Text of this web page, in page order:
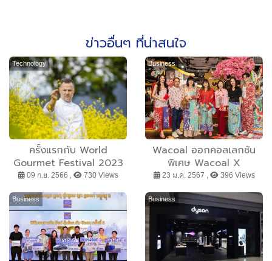
ข่าวอื่นๆ ที่น่าสนใจ
Technology
ครั้งแรกกับ World
Gourmet Festival 2023
Samui Edition เทศกาล
อาหารมิชลินสตาร์ระดับโลก
บนเกาะสมุย ณ ห้องอาหาร
ทรี ท็อปส์ โรงแรมอนันตรา
ลาวาณา
09 ก.ย. 2566 , 730 Views
Business
Wacoal ออกคอลเลกชัน
พิเศษ Wacoal X
Phannapast Chinese
New Year 2024 “Step in
to My Dreams” แต่งตัว
สวย..ช่วยเสริมทรัพย์ ต้อนรับ
ตรุษจีน พร้อมเปิด Pop Up
Store ใจกลาง
สยามเซ็นเตอร์
23 ม.ค. 2567 , 396 Views
Business Business